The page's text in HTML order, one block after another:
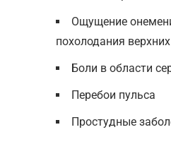
Ощущение
похолодания
Боли в области
Перебои пульса
Простудные